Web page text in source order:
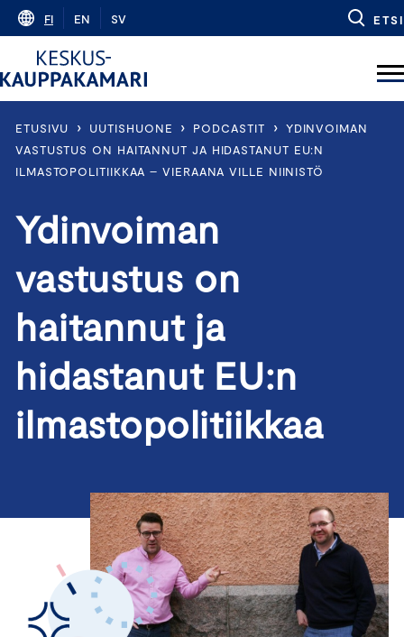
Skip
content
FI EN SV ETSI
ETUSIVU › UUTISHUONE › PODCASTIT › YDINVOIMAN
VASTUSTUS ON HAITANNUT JA HIDASTANUT EU:N
ILMASTOPOLITIIKKAA – VIERAANA VILLE NIINISTÖ
Ydinvoiman
vastustus on
haitannut ja
hidastanut EU:n
ilmastopolitiikkaa